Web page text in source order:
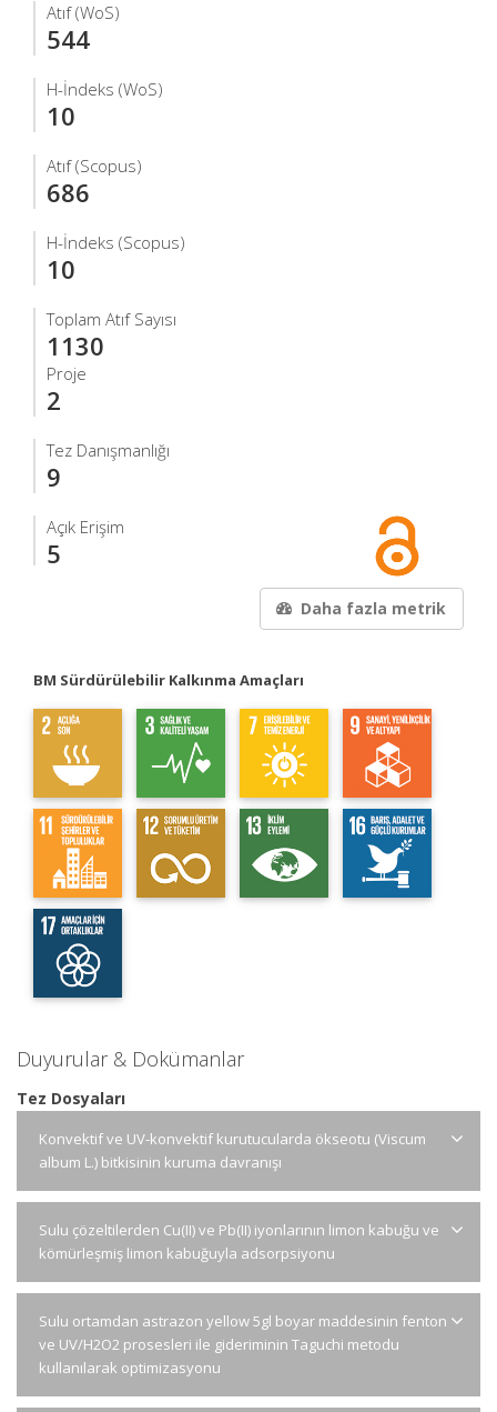
Atıf (WoS)
544
H-İndeks (WoS)
10
Atıf (Scopus)
686
H-İndeks (Scopus)
10
Toplam Atıf Sayısı
1130
Proje
2
Tez Danışmanlığı
9
Açık Erişim
5
Daha fazla metrik
BM Sürdürülebilir Kalkınma Amaçları
Duyurular & Dokümanlar
Tez Dosyaları
Konvektif ve UV-konvektif kurutucularda ökseotu (Viscum
album L.) bitkisinin kuruma davranışı
Sulu çözeltilerden Cu(II) ve Pb(II) iyonlarının limon kabuğu ve
kömürleşmiş limon kabuğuyla adsorpsiyonu
Sulu ortamdan astrazon yellow 5gl boyar maddesinin fenton
ve UV/H2O2 prosesleri ile gideriminin Taguchi metodu
kullanılarak optimizasyonu